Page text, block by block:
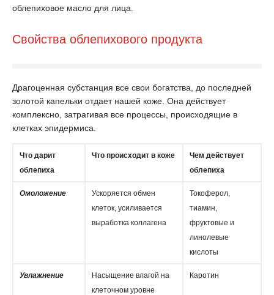
облепиховое масло для лица.
Свойства облепихового продукта
Драгоценная субстанция все свои богатства, до последней
золотой капельки отдает нашей коже. Она действует
комплексно, затрагивая все процессы, происходящие в
клетках эпидермиса.
Что дарит
облепиха
Что происходит в коже
Чем действует
облепиха
Омоложение
Ускоряется обмен
клеток, усиливается
выработка коллагена
Токоферол,
тиамин,
фруктовые и
линолевые
кислоты
Увлажнение
Насыщение влагой на
клеточном уровне
Каротин